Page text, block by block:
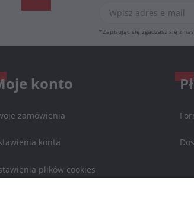
*Zapisując się zgadzasz się z
konto
zamówienia
konta
plików cookies